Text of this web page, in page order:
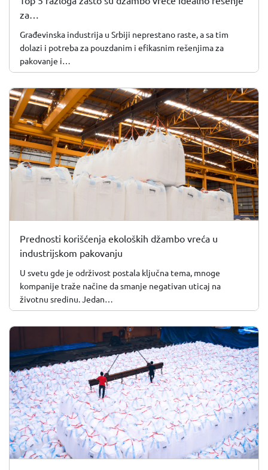
za…
Građevinska industrija u Srbiji neprestano raste, a sa tim
dolazi i potreba za pouzdanim i efikasnim rešenjima za
pakovanje i…
Prednosti korišćenja ekoloških džambo vreća u
industrijskom pakovanju
U svetu gde je održivost postala ključna tema, mnoge
kompanije traže načine da smanje negativan uticaj na
životnu sredinu. Jedan…